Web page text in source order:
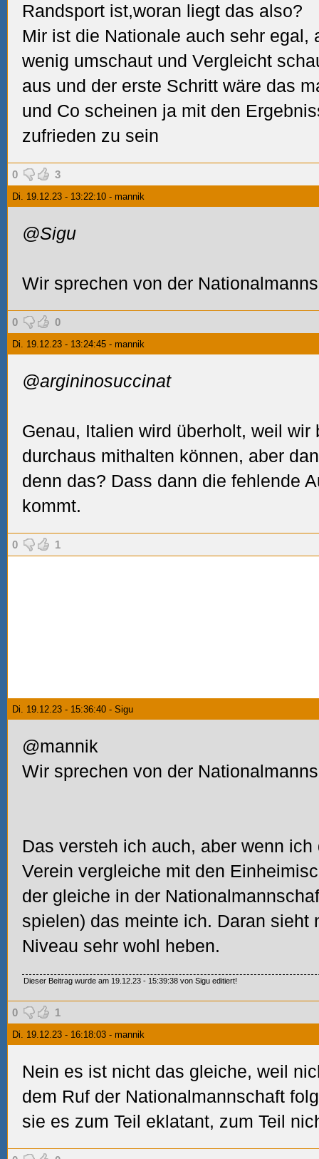
Randsport ist,woran liegt das also?
Mir ist die Nationale auch sehr egal,
wenig umschaut und Vergleicht
aus und der erste Schritt wäre das
und Co scheinen ja mit den
zufrieden zu sein
0 3
Di. 19.12.23 - 13:22:10 - mannik
@Sigu
Wir sprechen von der
0 0
Di. 19.12.23 - 13:24:45 - mannik
@argininosuccinat
Genau, Italien wird überholt, weil wir
durchaus mithalten können, aber
denn das? Dass dann die fehlende
kommt.
0 1
Di. 19.12.23 - 15:36:40 - Sigu
@mannik
Wir sprechen von der
Das versteh ich auch, aber wenn
Verein vergleiche mit den
der gleiche in der
spielen) das meinte ich. Daran sieht
Niveau sehr wohl heben.
Dieser Beitrag wurde am 19.12.23 - 15:39:38 von Sigu editiert!
0 1
Di. 19.12.23 - 16:18:03 - mannik
Nein es ist nicht das gleiche, weil
dem Ruf der Nationalmannschaft
sie es zum Teil eklatant, zum Teil